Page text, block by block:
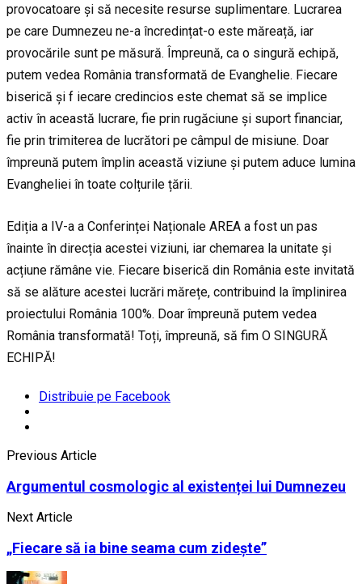
provocatoare și să necesite resurse suplimentare. Lucrarea
pe care Dumnezeu ne-a încredințat-o este măreață, iar
provocările sunt pe măsură. Împreună, ca o singură echipă,
putem vedea România transformată de Evanghelie. Fiecare
biserică și f iecare credincios este chemat să se implice
activ în această lucrare, fie prin rugăciune și suport financiar,
fie prin trimiterea de lucrători pe câmpul de misiune. Doar
împreună putem împlin această viziune și putem aduce lumina
Evangheliei în toate colțurile țării.
Ediția a IV-a a Conferinței Naționale AREA a fost un pas
înainte în direcția acestei viziuni, iar chemarea la unitate și
acțiune rămâne vie. Fiecare biserică din România este invitată
să se alăture acestei lucrări mărețe, contribuind la împlinirea
proiectului România 100%. Doar împreună putem vedea
România transformată! Toți, împreună, să fim O SINGURĂ
ECHIPĂ!
Distribuie pe Facebook
Previous Article
Argumentul cosmologic al existenței lui Dumnezeu
Next Article
„Fiecare să ia bine seama cum zidește”